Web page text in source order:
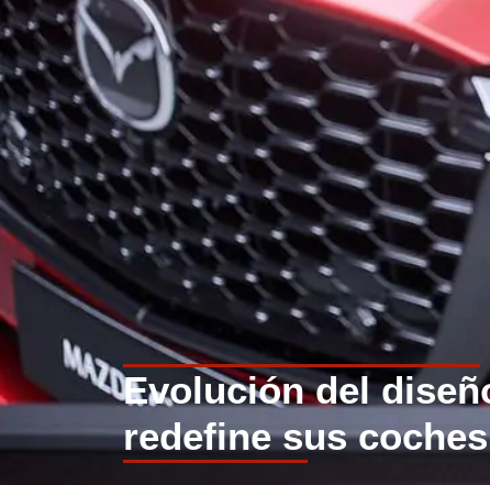
Evolución del
redefine sus coches